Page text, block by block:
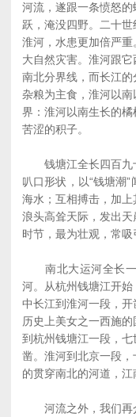
河流，遂跟一条愤怒
跃，淹没四野。二十
淮河，水患更加倍严
大自然灾害。淮河跟
南北分界线，而长江
杂粮为主食，淮河以
界：淮河以南生长的
苦涩的积子。
钱塘江全长四百九
叭口形状，以“钱塘潮
海水；互相搏击，加
浪头高耸天际，发出
时节，最为壮观，常吸
南北大运河全长一
河。从杭州钱塘江开
中长江到淮河一段，
历史上美女之一西施
到杭州钱塘江一段，
凿。淮河到北京一段
的贯穿南北的河道，江
河流之外，我们再